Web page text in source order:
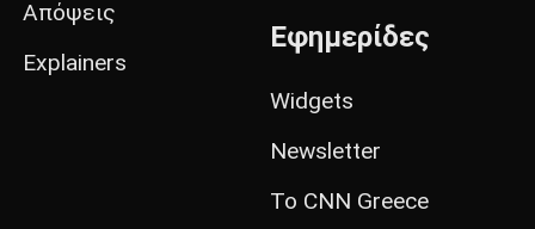
Απόψεις
Explainers
Εφημερίδες
Widgets
Newsletter
Το CNN Greece